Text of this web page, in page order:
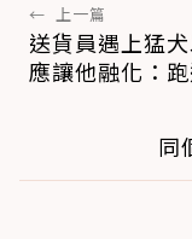
← 上一篇
送貨員遇上猛
應讓他融化：
同